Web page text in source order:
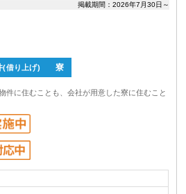
掲載期間：2026年7月30日～
(借り上げ) 寮
件に住むことも、会社が用意した寮に住むこと